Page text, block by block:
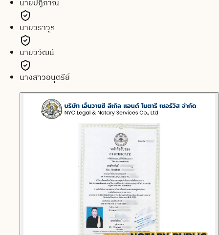
นายปฏิภาณ
นายวราวุธ
นายวิวัฒน์
นางสาวอนุตรีย์